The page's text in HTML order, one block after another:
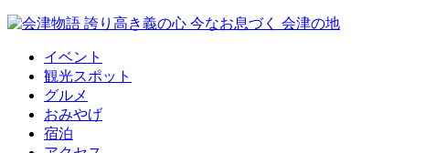
イベント
観光スポット
グルメ
おみやげ
宿泊